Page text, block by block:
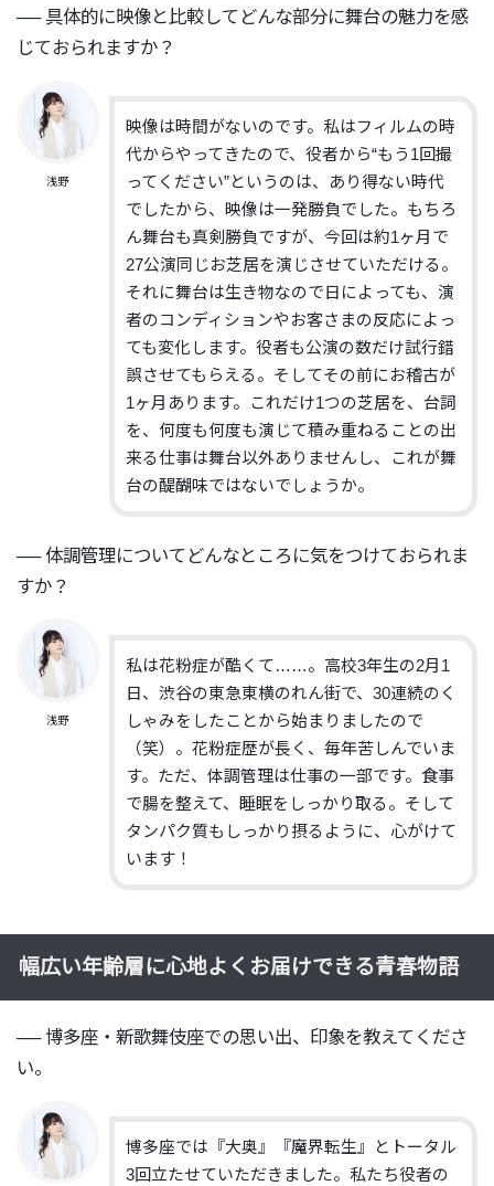
── 具体的に映像と比較してどんな部分に舞台の魅力を感
じておられますか？
浅野
映像は時間がないのです。 私はフィルムの時
代からやってきたので、役者から“もう1回撮
ってください”というのは、
あり得ない時代
でしたから、映像は一発勝負でした。 もちろ
ん舞台も真剣勝負ですが、 今回は約1ヶ月で
27公演同じお芝居を演じさせていただける。
それに舞台は生き物なので日によっても、 演
者のコンディションやお客さまの反応によっ
ても変化します。 役者も公演の数だけ試行錯
誤させてもらえる。 そしてその前にお稽古が
1ヶ月あります。これだけ1つの芝居を、 台詞
を、何度も何度も演じて積み重ねることの出
来る仕事は舞台以外ありませんし、これが舞
台の醍醐味ではないでしょうか。
── 体調管理についてどんなところに気をつけておられま
すか？
浅野
私は花粉症が酷くて……。高校3年生の2月1
日、 渋谷の東急東横のれん街で、 30連続のく
しゃみをしたことから始まりましたので
（笑）。 花粉症歴が長く、毎年苦しんでいま
す。ただ、 体調管理は仕事の一部です。食事
で腸を整えて、
睡眠をしっかり取る。そして
タンパク質もしっかり摂るように、 心がけて
います！
幅広い年齢層に心地よくお届けできる青春物語
── 博多座・新歌舞伎座での思い出、印象を教えてくださ
い。
博多座では『大奥』『魔界転生』
とトータル
3回立たせていただきました。 私たち役者の